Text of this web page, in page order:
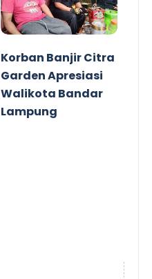
Korban Banjir Citra
Garden Apresiasi
Walikota Bandar
Lampung